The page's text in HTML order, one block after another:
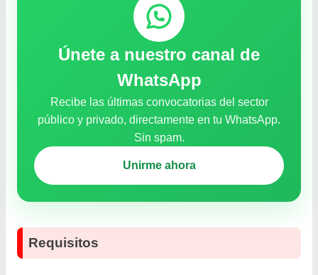
Únete a nuestro canal de
WhatsApp
Recibe las últimas convocatorias del sector
público y privado, directamente en tu WhatsApp.
Sin spam.
Unirme ahora
Requisitos